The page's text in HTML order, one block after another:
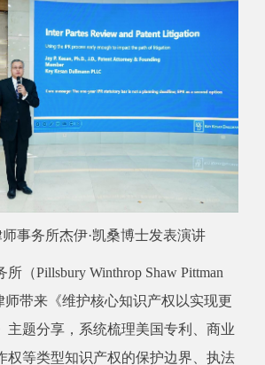
务所杰伊·凯桑博士发表演讲
Pillsbury Winthrop Shaw Pittman
带来《维护核心知识产权以实现更
主题分享，系统梳理美国专利、商业
权等类型知识产权的保护边界、执法